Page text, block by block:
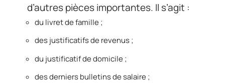
d’autres pièces importantes. Il s’agit :
du livret de famille ;
des justificatifs de revenus ;
du justificatif de domicile ;
des derniers bulletins de salaire ;